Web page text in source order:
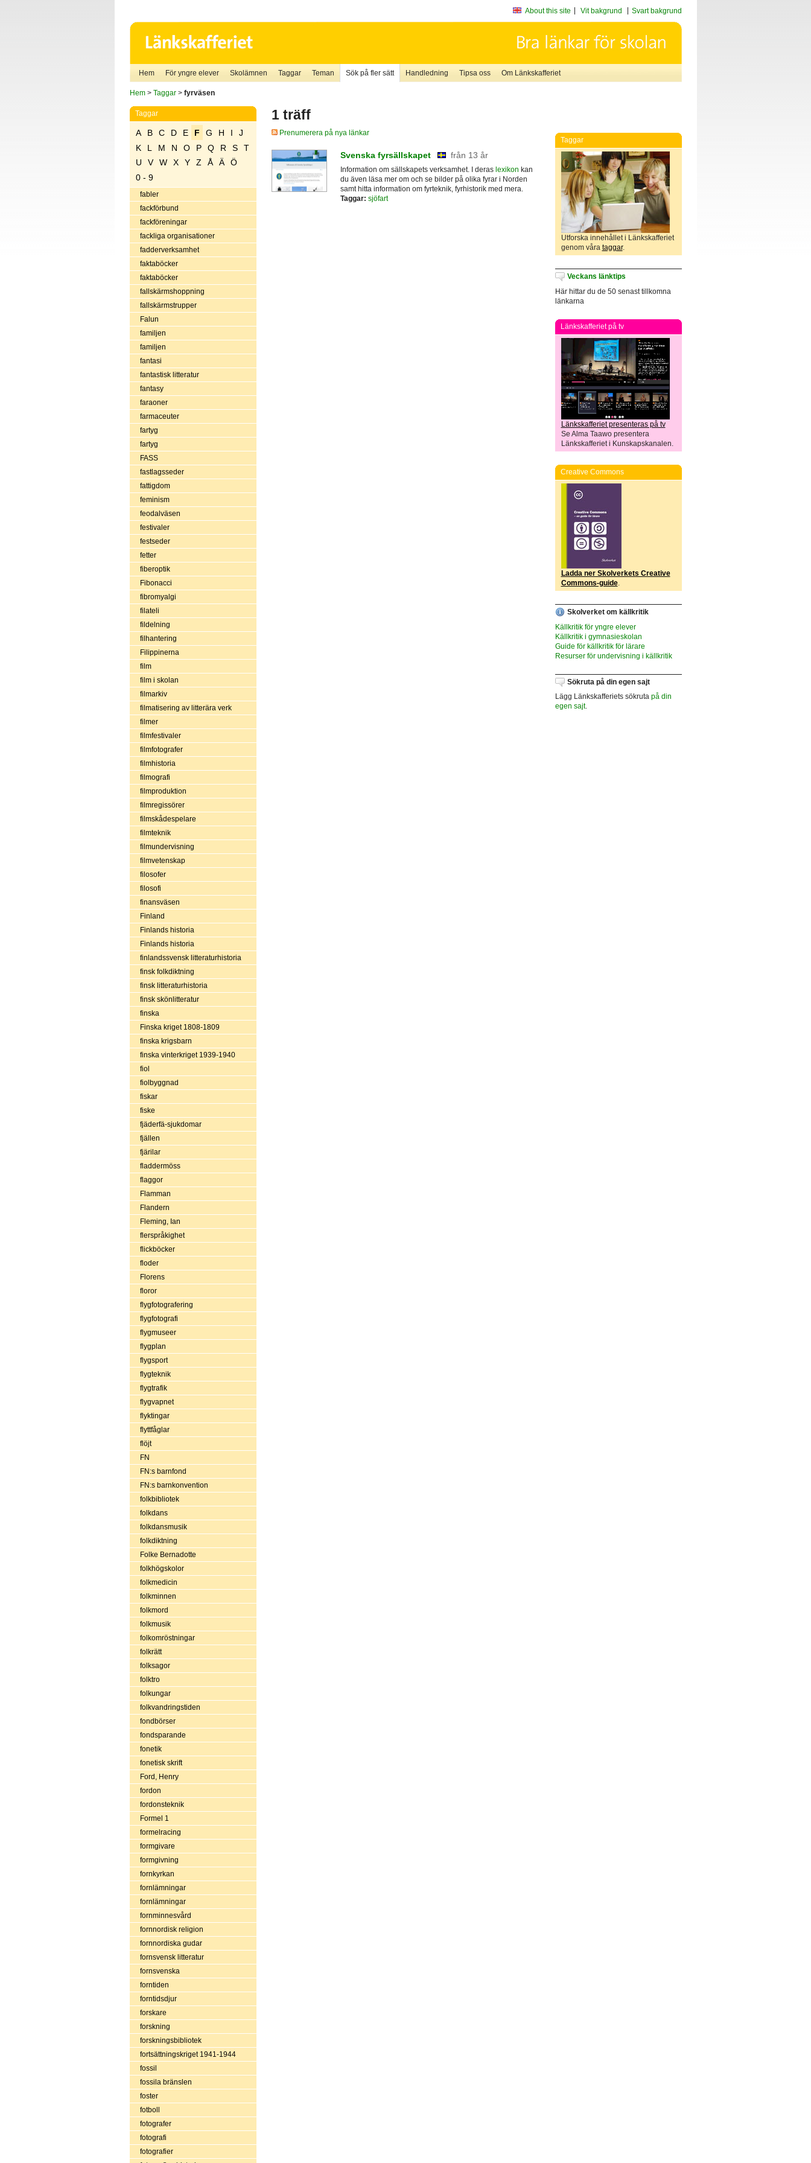
About this site Vit bakgrund Svart bakgrund
Hem För yngre elever Skolämnen Taggar Teman Sök på fler sätt Handledning Tipsa oss Om Länkskafferiet
Hem> Taggar> fyrväsen
Taggar
A B C D E F G H I
J
K
L M N O P Q R S
T
U
V W X Y Z Å Ä
Ö
0 - 9
fabler
fackförbund
fackföreningar
fackliga organisationer
fadderverksamhet
faktaböcker
faktaböcker
fallskärmshoppning
fallskärmstrupper
Falun
familjen
familjen
fantasi
fantastisk litteratur
fantasy
faraoner
farmaceuter
fartyg
fartyg
FASS
fastlagsseder
fattigdom
feminism
feodalväsen
festivaler
festseder
fetter
fiberoptik
Fibonacci
fibromyalgi
filateli
fildelning
filhantering
Filippinerna
film
film i skolan
filmarkiv
filmatisering av litterära verk
filmer
filmfestivaler
filmfotografer
filmhistoria
filmografi
filmproduktion
filmregissörer
filmskådespelare
filmteknik
filmundervisning
filmvetenskap
filosofer
filosofi
finansväsen
Finland
Finlands historia
Finlands historia
finlandssvensk litteraturhistoria
finsk folkdiktning
finsk litteraturhistoria
finsk skönlitteratur
finska
Finska kriget 1808-1809
finska krigsbarn
finska vinterkriget 1939-1940
fiol
fiolbyggnad
fiskar
fiske
fjäderfä-sjukdomar
fjällen
fjärilar
fladdermöss
flaggor
Flamman
Flandern
Fleming, Ian
flerspråkighet
flickböcker
floder
Florens
floror
flygfotografering
flygfotografi
flygmuseer
flygplan
flygsport
flygteknik
flygtrafik
flygvapnet
flyktingar
flyttfåglar
flöjt
FN
FN:s barnfond
FN:s barnkonvention
folkbibliotek
folkdans
folkdansmusik
folkdiktning
Folke Bernadotte
folkhögskolor
folkmedicin
folkminnen
folkmord
folkmusik
folkomröstningar
folkrätt
folksagor
folktro
folkungar
folkvandringstiden
fondbörser
fondsparande
fonetik
fonetisk skrift
Ford, Henry
fordon
fordonsteknik
Formel 1
formelracing
formgivare
formgivning
fornkyrkan
fornlämningar
fornlämningar
fornminnesvård
fornnordisk religion
fornnordiska gudar
fornsvensk litteratur
fornsvenska
forntiden
forntidsdjur
forskare
forskning
forskningsbibliotek
fortsättningskriget 1941-1944
fossil
fossila bränslen
foster
fotboll
fotografer
fotografi
fotografier
1 träff
Prenumerera på nya länkar
Svenska fyrsällskapet från 13 år
Information om sällskapets verksamhet. I deras lexikon kan
du även läsa mer om och se bilder på olika fyrar i Norden
samt hitta information om fyrteknik, fyrhistorik med mera.
Taggar: sjöfart
Taggar
Utforska innehållet i Länkskafferiet
genom våra taggar.
Veckans länktips
Här hittar du de 50 senast tillkomna
länkarna
Länkskafferiet på tv
Länkskafferiet presenteras på tv
Se Alma Taawo presentera
Länkskafferiet i Kunskapskanalen.
Creative Commons
Ladda ner Skolverkets Creative
Commons-guide.
Skolverket om källkritik
Källkritik för yngre elever
Källkritik i gymnasieskolan
Guide för källkritik för lärare
Resurser för undervisning i källkritik
Sökruta på din egen sajt
Lägg Länkskafferiets sökruta på din
egen sajt.